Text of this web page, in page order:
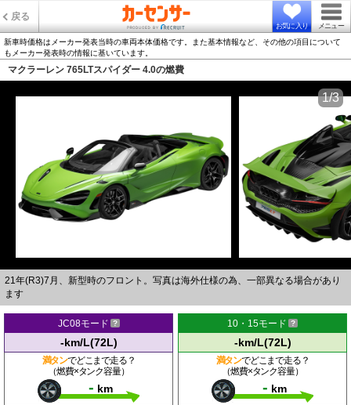
戻る
お気に入り メニュー
新車時価格はメーカー発表当時の車両本体価格です。また基本情報など、その他の項目について
もメーカー発表時の情報に基いています。
マクラーレン 765LTスパイダー 4.0の燃費
21年(R3)7月、新型時のフロント。写真は海外仕様の為、一部異なる場合があり
ます
1/3
JC08モード
-km/L(72L)
満タンでどこまで走る？
（燃費×タンク容量）
- km
10・15モード
-km/L(72L)
満タンでどこまで走る？
（燃費×タンク容量）
- km